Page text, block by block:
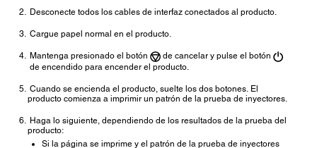
Desconecte todos los cables de interfaz conectados al producto.
Cargue papel normal en el producto.
Mantenga presionado el botón de cancelar y pulse el botón
de encendido para encender el producto.
Cuando se encienda el producto, suelte los dos botones. El
producto comienza a imprimir un patrón de la prueba de inyectores.
Haga lo siguiente, dependiendo de los resultados de la prueba del
producto:
Si la página se imprime y el patrón de la prueba de inyectores